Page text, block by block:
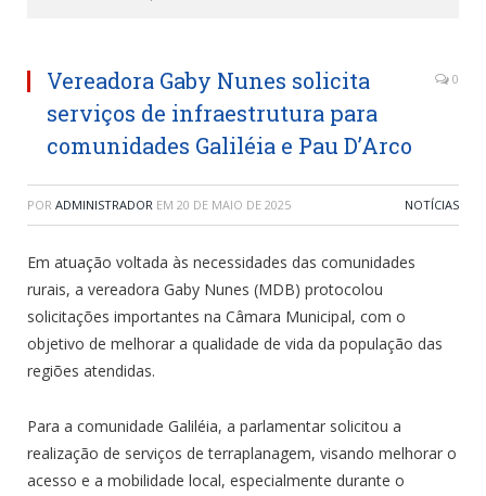
Vereadora Gaby Nunes solicita
serviços de infraestrutura para
comunidades Galiléia e Pau D’Arco
0
POR ADMINISTRADOR EM 20 DE MAIO DE 2025 NOTÍCIAS
Em atuação voltada às necessidades das comunidades
rurais, a vereadora Gaby Nunes (MDB) protocolou
solicitações importantes na Câmara Municipal, com o
objetivo de melhorar a qualidade de vida da população das
regiões atendidas.
Para a comunidade Galiléia, a parlamentar solicitou a
realização de serviços de terraplanagem, visando melhorar o
acesso e a mobilidade local, especialmente durante o